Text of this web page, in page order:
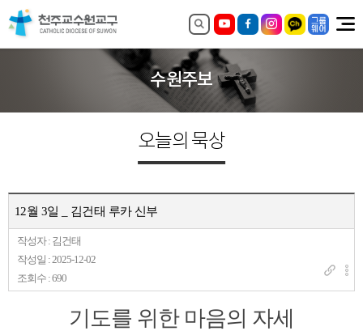
수원주보
오늘의 묵상
12월 3일 _ 김건태 루카 신부
작성자 : 김건태
작성일 : 2025-12-02
조회수 : 690
기도를 위한 마음의 자세